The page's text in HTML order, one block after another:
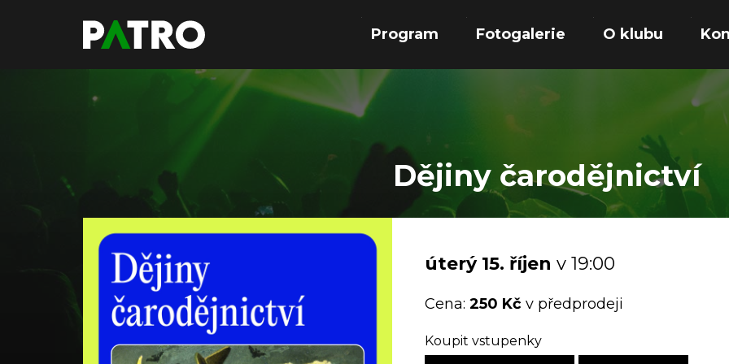
Program Fotogalerie O klubu
Dějiny čarodějnictví
úterý 15. říjen v 19:00
Cena: 250 Kč v předprodeji
Koupit vstupenky